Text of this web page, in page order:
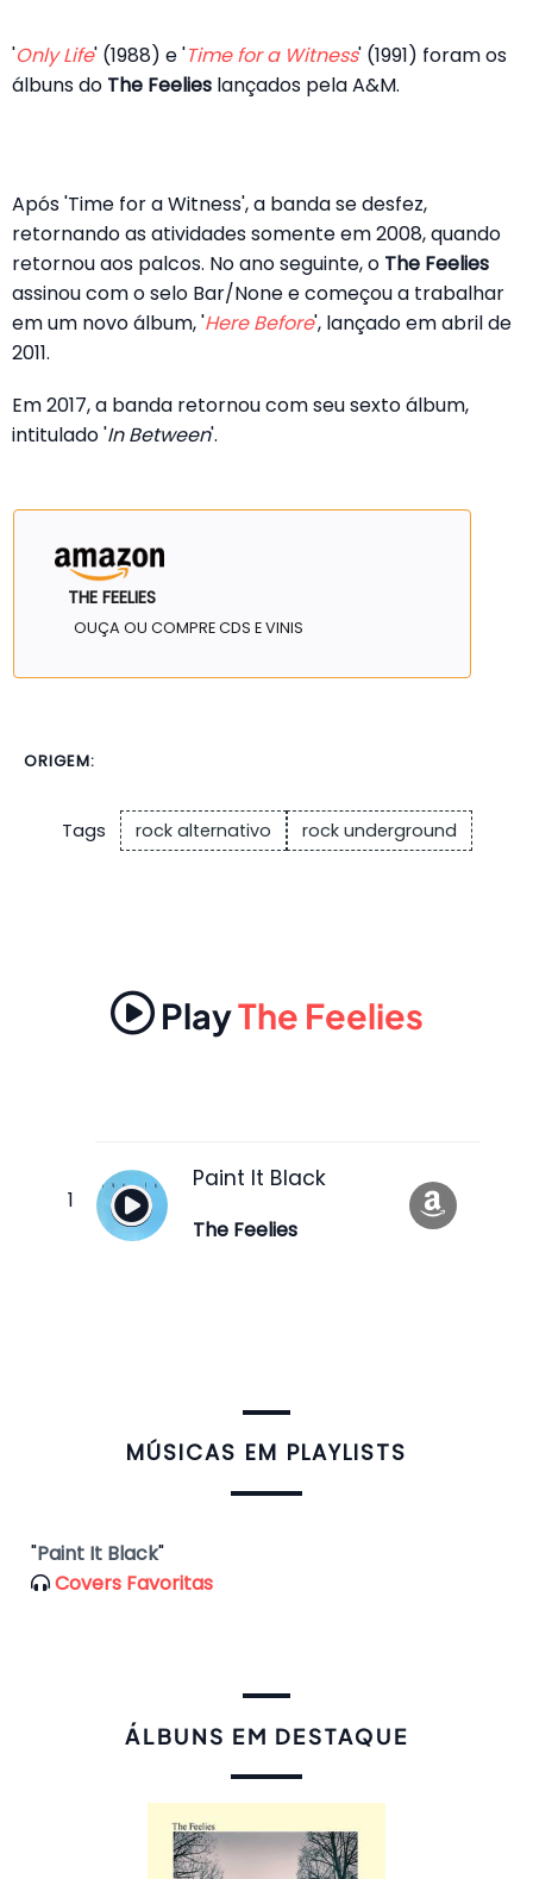
'Only Life' (1988) e 'Time for a Witness' (1991) foram os
álbuns do The Feelies lançados pela A&M.
Após 'Time for a Witness', a banda se desfez,
retornando as atividades somente em 2008, quando
retornou aos palcos. No ano seguinte, o The Feelies
assinou com o selo Bar/None e começou a trabalhar
em um novo álbum, 'Here Before', lançado em abril de
2011.
Em 2017, a banda retornou com seu sexto álbum,
intitulado 'In Between'.
THE FEELIES
OUÇA OU COMPRE CDS E VINIS
ORIGEM:
Tags rock alternativo rock underground
PlayThe Feelies
Paint It Black
The Feelies
​MÚSICAS EM PLAYLISTS
"Paint It Black"
Covers Favoritas
ÁLBUNS EM DESTAQUE